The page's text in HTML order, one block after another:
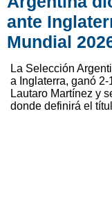
ante
Mundial
La Selección
a Inglaterra, ganó
Lautaro Martínez y
donde definirá el